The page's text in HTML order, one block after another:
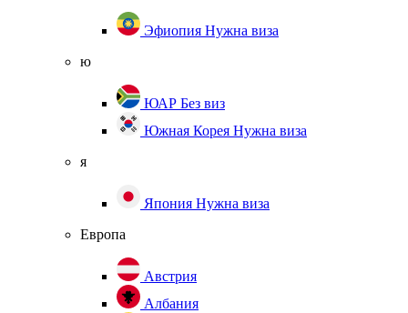
Эфиопия Нужна виза
ю
ЮАР Без виз
Южная Корея Нужна виза
я
Япония Нужна виза
Европа
Австрия
Албания